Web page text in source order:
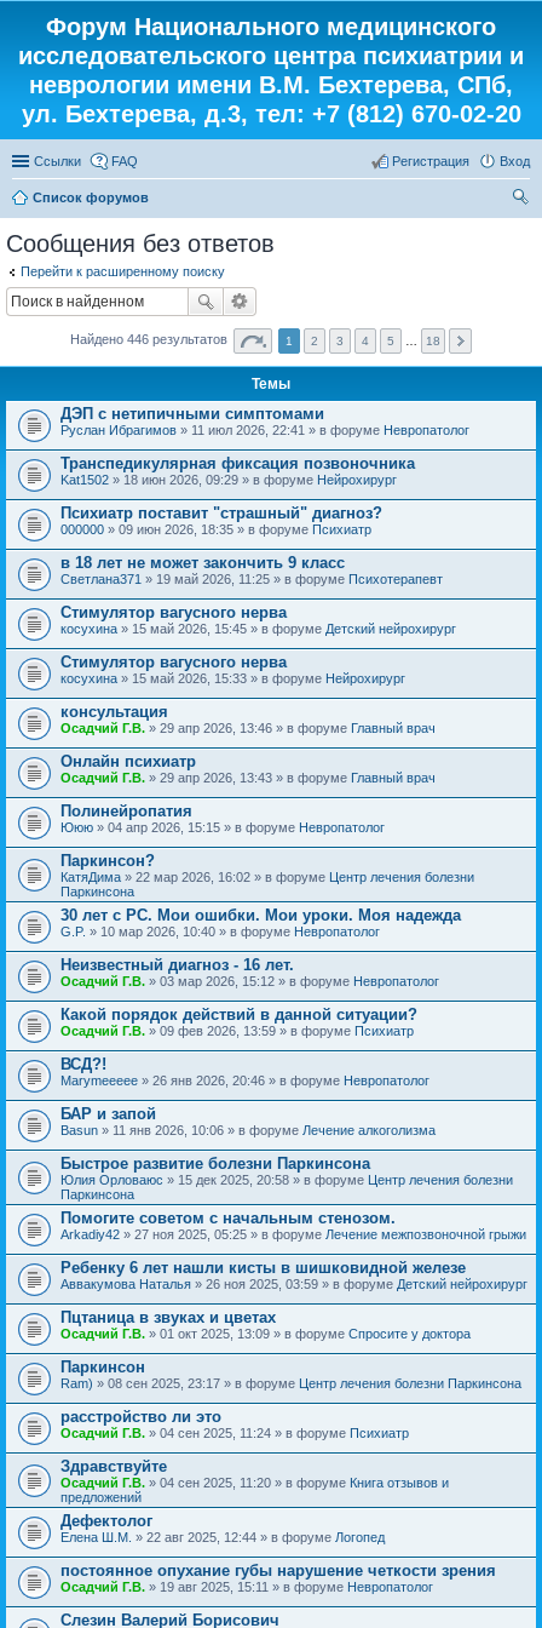
Форум Национального медицинского
исследовательского центра психиатрии и
неврологии имени В.М. Бехтерева, СПб,
ул. Бехтерева, д.3, тел: +7 (812) 670-02-20
Ссылки FAQ Вход
Регистрация
Список форумов
Сообщения без ответов
Перейти к расширенному поиску
Найдено 446 результатов 1 2 3 4 5 18
Темы
ДЭП с нетипичными симптомами
Руслан Ибрагимов » 11 июл 2026, 22:41 » в форуме Невропатолог
Транспедикулярная фиксация позвоночника
Kat1502 » 18 июн 2026, 09:29 » в форуме Нейрохирург
Психиатр поставит "страшный" диагноз?
000000 » 09 июн 2026, 18:35 » в форуме Психиатр
в 18 лет не может закончить 9 класс
Светлана371 » 19 май 2026, 11:25 » в форуме Психотерапевт
Стимулятор вагусного нерва
косухина » 15 май 2026, 15:45 » в форуме Детский нейрохирург
Стимулятор вагусного нерва
косухина » 15 май 2026, 15:33 » в форуме Нейрохирург
консультация
Осадчий Г.В. » 29 апр 2026, 13:46 » в форуме Главный врач
Онлайн психиатр
Осадчий Г.В. » 29 апр 2026, 13:43 » в форуме Главный врач
Полинейропатия
Ююю » 04 апр 2026, 15:15 » в форуме Невропатолог
Паркинсон?
КатяДима » 22 мар 2026, 16:02 » в форуме Центр лечения болезни
Паркинсона
30 лет с РС. Мои ошибки. Мои уроки. Моя надежда
G.P. » 10 мар 2026, 10:40 » в форуме Невропатолог
Неизвестный диагноз - 16 лет.
Осадчий Г.В. » 03 мар 2026, 15:12 » в форуме Невропатолог
Какой порядок действий в данной ситуации?
Осадчий Г.В. » 09 фев 2026, 13:59 » в форуме Психиатр
ВСД?!
Marymeeeee » 26 янв 2026, 20:46 » в форуме Невропатолог
БАР и запой
Basun » 11 янв 2026, 10:06 » в форуме Лечение алкоголизма
Быстрое развитие болезни Паркинсона
Юлия Орловаюс » 15 дек 2025, 20:58 » в форуме Центр лечения болезни
Паркинсона
Помогите советом с начальным стенозом.
Arkadiy42 » 27 ноя 2025, 05:25 » в форуме Лечение межпозвоночной грыжи
Ребенку 6 лет нашли кисты в шишковидной железе
Аввакумова Наталья » 26 ноя 2025, 03:59 » в форуме Детский нейрохирург
Пцтаница в звуках и цветах
Осадчий Г.В. » 01 окт 2025, 13:09 » в форуме Спросите у доктора
Паркинсон
Ram) » 08 сен 2025, 23:17 » в форуме Центр лечения болезни Паркинсона
расстройство ли это
Осадчий Г.В. » 04 сен 2025, 11:24 » в форуме Психиатр
Здравствуйте
Осадчий Г.В. » 04 сен 2025, 11:20 » в форуме Книга отзывов и
предложений
Дефектолог
Елена Ш.М. » 22 авг 2025, 12:44 » в форуме Логопед
постоянное опухание губы нарушение четкости зрения
Осадчий Г.В. » 19 авг 2025, 15:11 » в форуме Невропатолог
Слезин Валерий Борисович